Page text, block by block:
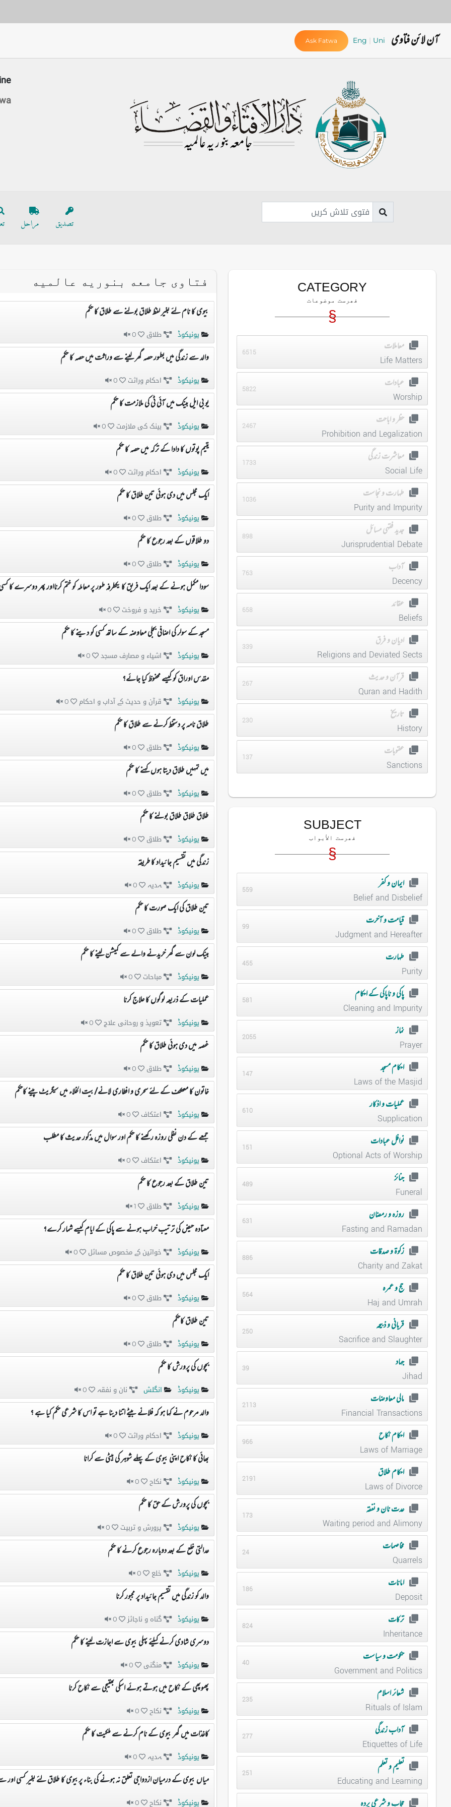
آن لائن فتاوی Eng Uni
Ask Fatwa
تصدیق مراحل
CATEGORY
فھرست موضوعات
معاملات
Life Matters
6515
عبادات
Worship
5822
حظر و اباحت
Prohibition and Legalization
2467
معاشرت زندگی
Social Life
1733
طہارت و نجاست
Purity and Impurity
1036
جدید فقہی مسائل
Jurisprudential Debate
898
آداب
Decency
763
عقائد
Beliefs
658
ادیان و فرق
Religions and Deviated Sects
339
قرآن و حدیث
Quran and Hadith
267
تاریخ
History
230
عقوبات
Sanctions
137
SUBJECT
فھرست الأبواب
ایمان و کفر
Belief and Disbelief
559
قیامت و آخرت
Judgment and Hereafter
99
طہارت
Purity
455
پاکی و ناپاکی کے احکام
Cleaning and Impurity
581
نماز
Prayer
2055
احکام مسجد
Laws of the Masjid
147
عملیات و اذکار
Supplication
610
نوافل عبادات
Optional Acts of Worship
151
جنائز
Funeral
489
روزہ و رمضان
Fasting and Ramadan
631
زکوۃ و صدقات
Charity and Zakat
886
حج و عمرہ
Haj and Umrah
564
قربانی و ذبیحہ
Sacrifice and Slaughter
250
جہاد
Jihad
39
مالی معاوضات
Financial Transactions
2113
احکام نکاح
Laws of Marriage
966
احکام طلاق
Laws of Divorce
2191
عدت نان و نفقہ
Waiting period and Alimony
173
مخاصمات
Quarrels
24
امانات
Deposit
186
ترکات
Inheritance
824
حکومت و سیاست
Government and Politics
40
شعائر اسلام
Rituals of Islam
235
آداب زندگی
Etiquettes of Life
277
تعلیم و تعلم
Educating and Learning
251
حجاب و شرعی پردہ
فتاوی جامعه بنوریه عالمیه
بیوی کا نام لئے بغیر لفظ طلاق بولنے سے طلاق کا حکم
یونیکوڈ طلاق
والد سے زندگی میں بطور حصہ گھر لینے سے وراثت میں حصہ کا حکم
یونیکوڈ احکام وراثت
یو بی ایل بینک میں آئی ٹی کی ملازمت کا حکم
یونیکوڈ بینک کی ملازمت
یتیم پوتوں کا دادا کے ترکہ میں حصہ کا حکم
یونیکوڈ احکام وراثت
ایک مجلس میں دی ہوئی تین طلاق کا حکم
یونیکوڈ طلاق
دو طلاقوں کے بعد رجوع کا حکم
یونیکوڈ طلاق
سودا مکمل ہونے کے بعد ایک فریق کا یکطرفہ طور پر معاملہ کو ختم کرنااور پھر دوسرے کا
یونیکوڈ خرید و فروخت
مسجد کے سولر کی اضافی بجلی معاوضہ کے ساتھ کسی کو دینے کا حکم
یونیکوڈ اشیاء و مصارف مسجد
مقدس اوراق کو کیسے محفوظ کیا جائے؟
یونیکوڈ قرآن و حدیث کے آداب و احکام
طلاق نامہ پر دستخط کرنے سے طلاق کا حکم
یونیکوڈ طلاق
میں تمہیں طلاق دیتا ہوں کہنے کا حکم
یونیکوڈ طلاق
طلاق طلاق طلاق بولنے کا حکم
یونیکوڈ طلاق
زندگی میں تقسیم جائیداد کا طریقہ
یونیکوڈ ہدیہ
تین طلاق کی ایک صورت کا حکم
یونیکوڈ طلاق
بینک لون سے گھر خریدنے والے سے کمیشن لینے کا حکم
یونیکوڈ مباحات
عملیات کے ذریعہ لوگوں کا علاج کرنا
یونیکوڈ تعویذ و روحانی علاج
غصہ میں دی ہوئی طلاق کا حکم
یونیکوڈ طلاق
خاتون کا معتکف کے لئے سحری و افطاری لانے/بیت الخلاء میں سیگریٹ پینے کاحکم
یونیکوڈ اعتکاف
جمعے کے دن نفلی روزہ رکھنے کا حکم اور سوال میں مذکور حدیث کا مطلب
یونیکوڈ اعتکاف
تین طلاق کے بعد رجوع کا حکم
یونیکوڈ طلاق
معتادہ حیض کی ترتیب خراب ہونے سے پاکی کے ایام کیسے شمار کرے؟
یونیکوڈ خواتین کے مخصوص مسائل
ایک مجلس میں دی ہوئی تین طلاق کا حکم
یونیکوڈ طلاق
تین طلاق کاحکم
یونیکوڈ طلاق
بچوں کی پرورش کا حکم
یونیکوڈ انگلش نان و نفقہ
والد مرحوم نے کہا ہو کہ فلانے بیٹے اتنا دینا ہے تو اس کا شرعی حکم کیا ہے ؟
یونیکوڈ احکام وراثت
بھائی کا نکاح اپنی بیوی کے پہلے شوہر کی بیٹی سے کرانا
یونیکوڈ نکاح
بچوں کی پرورش کے حق کا حکم
یونیکوڈ پرورش و تربیت
عدالتی خلع کے بعد دوبارہ رجوع کرنے کا حکم
یونیکوڈ خلع
والد کو زندگی میں تقسیم جائیداد پر مجبور کرنا
یونیکوڈ گناہ و ناجائز
دوسری شادی کرنے کیلئے پہلی بیوی سے اجازت لینے کا حکم
یونیکوڈ منگنی
پھوپھی کے نکاح میں ہوتے ہوئے اسکی بھتیجی سے نکاح کرنا
یونیکوڈ نکاح
کاغذات میں گھر بیوی کے نام کرنے سے ملکیت کا حکم
یونیکوڈ ہدیہ
میاں بیوی کے درمیان ازدواجی تعلق نہ ہونے کی بناء پربیوی کا طلاق لئے بغیر کسی اور
یونیکوڈ نکاح